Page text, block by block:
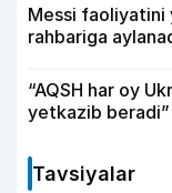
Messi faoliyatini
rahbariga
“AQSH har oy
yetkazib
Tavsiyalar